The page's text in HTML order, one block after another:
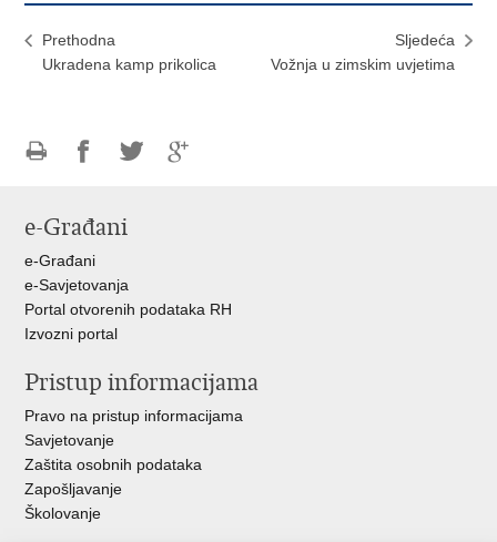
Prethodna
Ukradena kamp prikolica
Sljedeća
Vožnja u zimskim uvjetima
FacebookuTwitteru
e-Građani
e-Građani
e-Savjetovanja
Portal otvorenih podataka RH
Izvozni portal
Pristup informacijama
Pravo na pristup informacijama
Savjetovanje
Zaštita osobnih podataka
Zapošljavanje
Školovanje